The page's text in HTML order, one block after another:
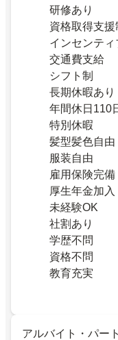
研修あり
資格取得支援
インセンティ
交通費支給
シフト制
長期休暇あり
年間休日110
特別休暇
髪型髪色自由
服装自由
雇用保険完備
厚生年金加入
未経験OK
社割あり
学歴不問
資格不問
教育充実
アルバイト・パート